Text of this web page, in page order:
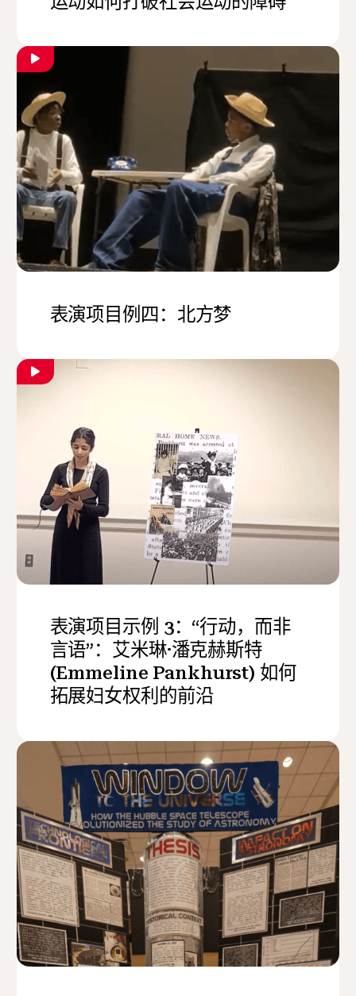
表演项目例四：北方梦
表演项目示例 3：“行动，而非
言语”：艾米琳·潘克赫斯特
(Emmeline Pankhurst) 如何
拓展妇女权利的前沿